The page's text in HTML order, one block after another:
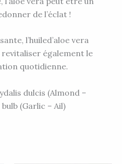
de l’éclat !
l’huiled’aloe vera
également le
quotidienne.
dulcis (Almond –
(Garlic – Ail)